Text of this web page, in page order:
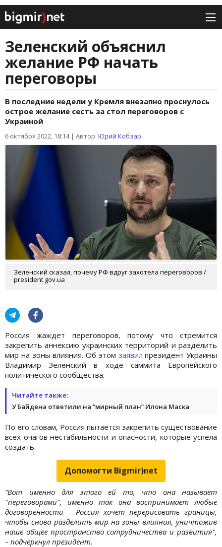
Зеленский объяснил
желание РФ начать
переговоры
В последние недели у Кремля внезапно проснулось
острое желание сесть за стол переговоров с
Украиной
6 октября 2022, 18:14| Автор: Юрий Кобзар
Зеленский сказал, почему РФ вдруг захотела переговоров /
president.gov.ua
Россия жаждет переговоров, потому что стремится
закрепить аннексию украинских территорий и разделить
мир на зоны влияния. Об этом заявил президент Украины
Владимир Зеленский в ходе саммита Европейского
политического сообщества.
Читайте также:
У Байдена ответили на “мирный план” Илона Маска
По его словам, Россия пытается закрепить существование
всех очагов нестабильности и опасности, которые успела
создать.
Допомогти Bigmir)net
“Вот именно для этого ей то, что она называет
"переговорами", именно так она воспринимает любые
договоренности – Россия хочет перерисовать границы,
чтобы снова разделить мир на зоны влияния, уничтожив
наше общее пространство сотрудничества и развития",
– подчеркнул президент.